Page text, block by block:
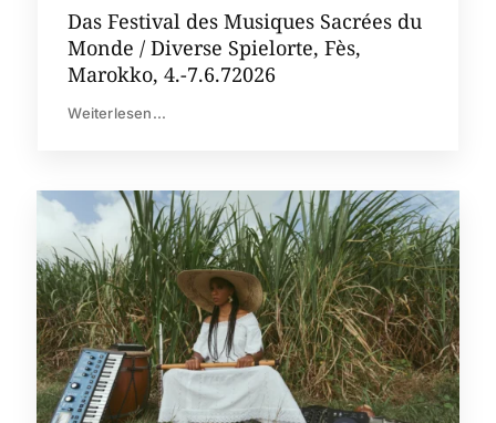
Das Festival des Musiques Sacrées du
Monde / Diverse Spielorte, Fès,
Marokko, 4.-7.6.72026
Weiterlesen...